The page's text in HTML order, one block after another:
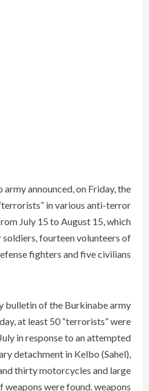
army announced, on Friday, the
in various anti-terror
July 15 to August 15, which
fourteen volunteers of
fighters and five civilians.
bulletin of the Burkinabe army
at least 50 “terrorists” were
in response to an attempted
detachment in Kelbo (Sahel),
thirty motorcycles and large
weapons were found. weapons.